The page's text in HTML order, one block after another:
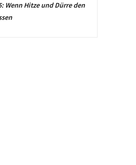
Wenn Hitze und Dürre den